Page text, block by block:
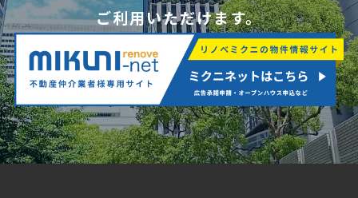
ご利用いただけます。